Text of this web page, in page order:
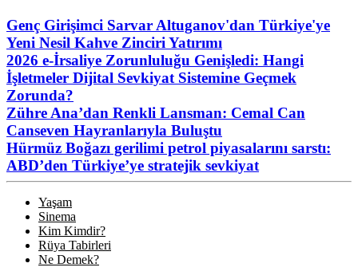
Genç Girişimci Sarvar Altuganov'dan Türkiye'ye
Yeni Nesil Kahve Zinciri Yatırımı
2026 e-İrsaliye Zorunluluğu Genişledi: Hangi
İşletmeler Dijital Sevkiyat Sistemine Geçmek
Zorunda?
Zühre Ana’dan Renkli Lansman: Cemal Can
Canseven Hayranlarıyla Buluştu
Hürmüz Boğazı gerilimi petrol piyasalarını sarstı:
ABD’den Türkiye’ye stratejik sevkiyat
Yaşam
Sinema
Kim Kimdir?
Rüya Tabirleri
Ne Demek?